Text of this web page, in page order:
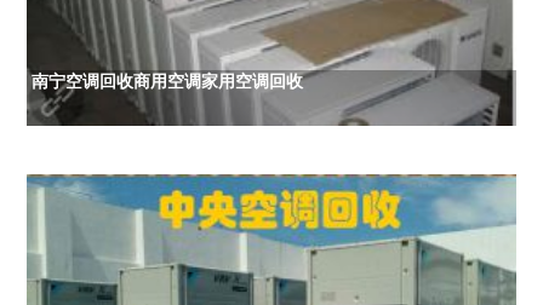
南宁空调回收商用空调家用空调回收